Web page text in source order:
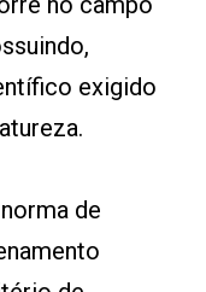
exigido
de